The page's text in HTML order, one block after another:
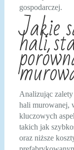
gospodarczej.
Jakie
hali
Analizując
hali murowanej,
kluczowych
takich jak
oraz niższe